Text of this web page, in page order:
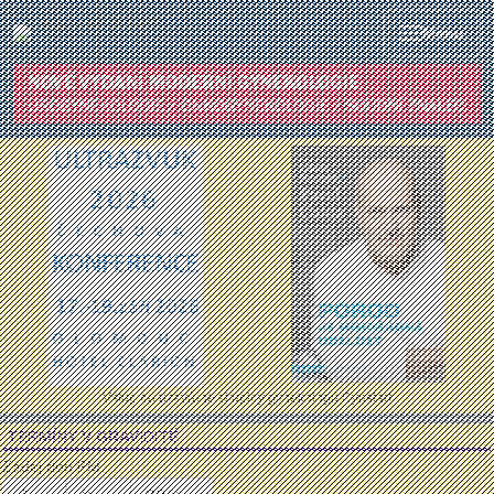
Menu
TERMÍNY V GRAVIDITĚ
Zadej den PM:
Vstup do uzavřené skupiny gynekologů Gynstart